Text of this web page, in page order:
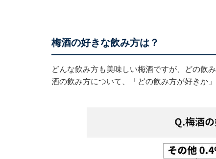
梅酒の好きな飲み方は？
どんな飲み方も美味しい梅酒ですが、どの飲
酒の飲み方について、「どの飲み方が好きか